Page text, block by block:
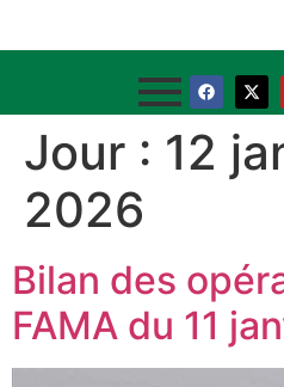
Jour : 12
2026
Bilan des
FAMA du 11